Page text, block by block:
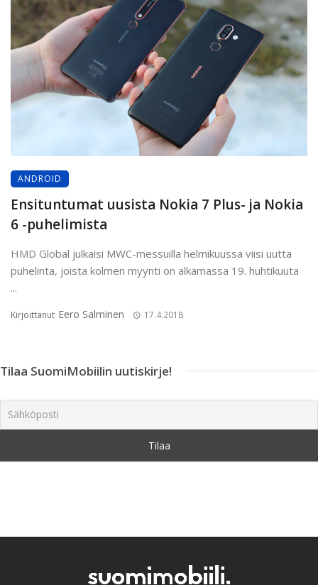
ANDROID
Ensituntumat uusista Nokia 7 Plus- ja Nokia
6 -puhelimista
HMD Global julkaisi MWC-messuilla helmikuussa viisi uutta
puhelinta, joista kolmen myynti on alkamassa 19. huhtikuuta
...
Kirjoittanut Eero Salminen 17.4.2018
Tilaa SuomiMobiilin uutiskirje!